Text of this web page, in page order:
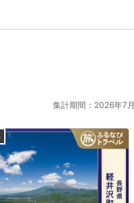
集計期間：2026年7